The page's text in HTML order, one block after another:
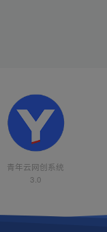
青年云网创系统
3.0